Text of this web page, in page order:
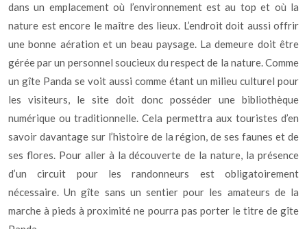
dans un emplacement où l’environnement est au top et où la
nature est encore le maître des lieux. L’endroit doit aussi offrir
une bonne aération et un beau paysage. La demeure doit être
gérée par un personnel soucieux du respect de la nature. Comme
un gîte Panda se voit aussi comme étant un milieu culturel pour
les visiteurs, le site doit donc posséder une bibliothèque
numérique ou traditionnelle. Cela permettra aux touristes d’en
savoir davantage sur l’histoire de la région, de ses faunes et de
ses flores. Pour aller à la découverte de la nature, la présence
d’un circuit pour les randonneurs est obligatoirement
nécessaire. Un gîte sans un sentier pour les amateurs de la
marche à pieds à proximité ne pourra pas porter le titre de gîte